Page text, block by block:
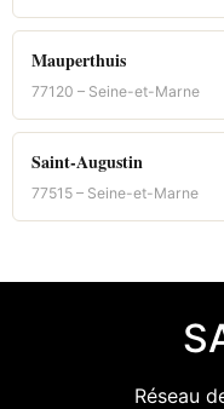
Mauperthuis
77120 – Seine-et-Marne
Saint-Augustin
77515 – Seine-et-Marne
Réseau